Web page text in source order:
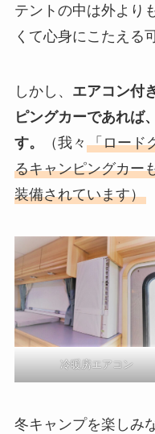
テントの中は外より
くて心身にこたえる
しかし、 エアコン付
ピングカーであれば
す。
（我々 「ロード
るキャンピングカー
装備されています）
冷暖房エアコン
冬キャンプを楽しみ